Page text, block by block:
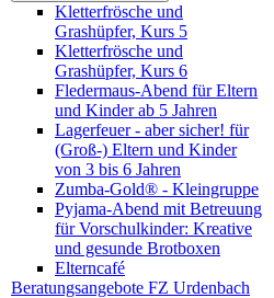
Kletterfrösche und
Grashüpfer, Kurs 5
Kletterfrösche und
Grashüpfer, Kurs 6
Fledermaus-Abend für Eltern
und Kinder ab 5 Jahren
Lagerfeuer - aber sicher! für
(Groß-) Eltern und Kinder
von 3 bis 6 Jahren
Zumba-Gold® - Kleingruppe
Pyjama-Abend mit Betreuung
für Vorschulkinder: Kreative
und gesunde Brotboxen
Elterncafé
Beratungsangebote FZ Urdenbach